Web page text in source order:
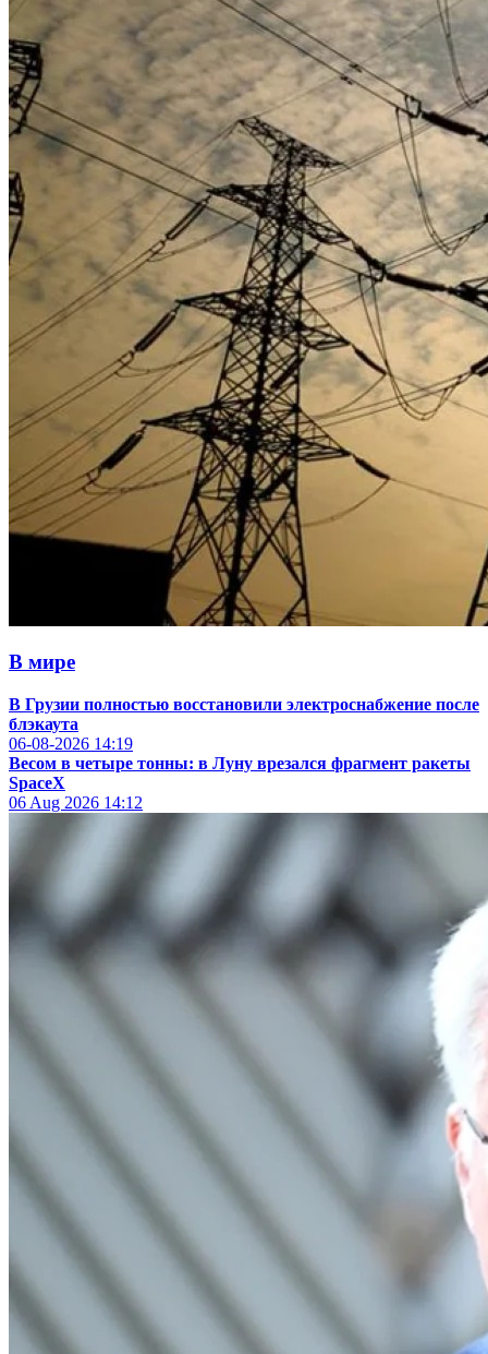
В мире
В Грузии полностью восстановили электроснабжение после
блэкаута
06-08-2026 14:19
Весом в четыре тонны: в Луну врезался фрагмент ракеты
SpaceX
06 Aug 2026 14:12